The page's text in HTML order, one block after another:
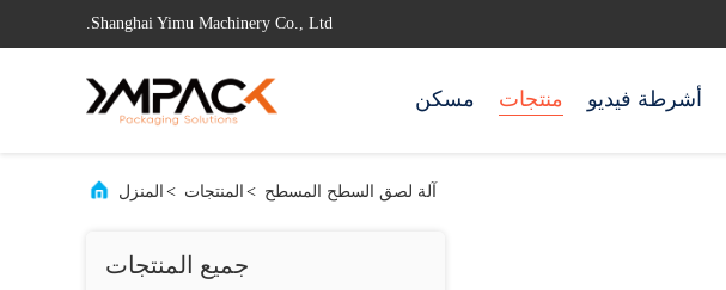
Shanghai Yimu Machinery Co., Ltd.
مسكن منتجات أشرطة فيديو
المنزل > المنتجات > آلة لصق السطح المسطح
جميع المنتجات